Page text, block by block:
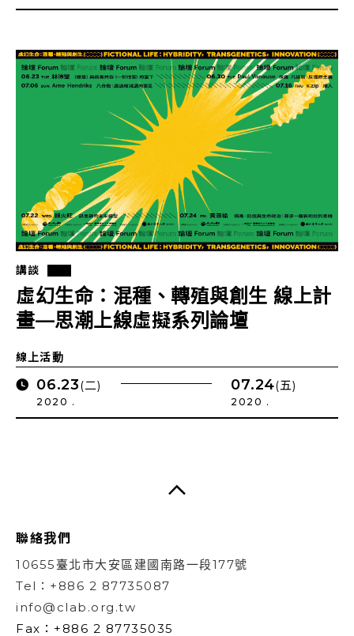
講談
虛幻生命：混種、轉殖與創生 線上計
畫—思潮上線虛擬系列論壇
線上活動
06.23(二)
2020 .
07.24(五)
2020 .
聯絡我們
10655臺北市大安區建國南路一段177號
Tel：+886 2 87735087
info@clab.org.tw
Fax：+886 2 87735035